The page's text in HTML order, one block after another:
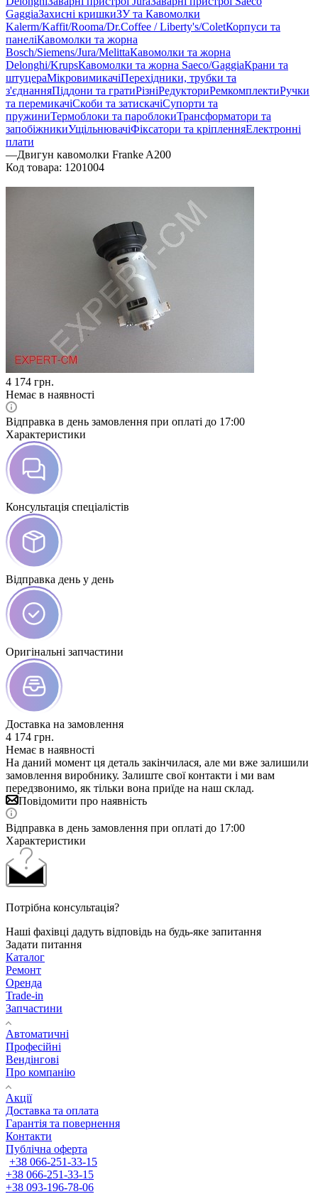
GaggiaЗахисні кришкиЗУ та Кавомолки
Kalerm/Kaffit/Rooma/Dr.Coffee / Liberty's/ColetКорпуси та
панеліКавомолки та жорна
Bosch/Siemens/Jura/MelittaКавомолки та жорна
Delonghi/KrupsКавомолки та жорна Saeco/GaggiaКрани та
штуцераМікровимикачіПерехідники, трубки та
з'єднанняПіддони та гратиРізніРедукториРемкомплектиРучки
та перемикачіСкоби та затискачіСупорти та
пружиниТермоблоки та пароблокиТрансформатори та
запобіжникиУщільнювачіФіксатори та кріпленняЕлектронні
плати
—Двигун кавомолки Franke A200
Код товара: 1201004
4 174 грн.
Немає в наявності
Відправка в день замовлення при оплаті до 17:00
Характеристики
Консультація спеціалістів
Відправка день у день
Оригінальні запчастини
Доставка на замовлення
4 174 грн.
Немає в наявності
На даний момент ця деталь закінчилася, але ми вже залишили
замовлення виробнику. Залиште свої контакти і ми вам
передзвонимо, як тільки вона приїде на наш склад.
Повідомити про наявність
Відправка в день замовлення при оплаті до 17:00
Характеристики
Потрібна консультація?
Наші фахівці дадуть відповідь на будь-яке запитання
Задати питання
Каталог
Ремонт
Оренда
Trade-in
Запчастини
Автоматичні
Професійні
Вендінгові
Про компанію
Акції
Доставка та оплата
Гарантія та повернення
Контакти
Публічна оферта
+38 066-251-33-15
+38 066-251-33-15
+38 093-196-78-06